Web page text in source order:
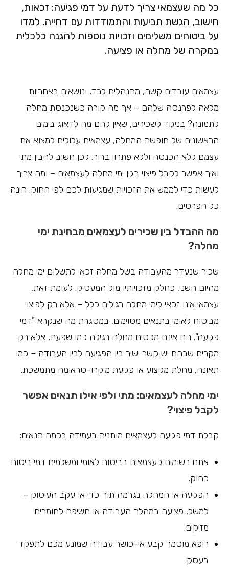
כל מה שעצמאי צריך לדעת על דמי פגיעה: זכאות,
חישוב, הגשת תביעות והתמודדות עם דחייה. למדו
על ביטוחים משלימים וזכויות נוספות להגנה כלכלית
במקרה של מחלה או פציעה.
עצמאים עובדים קשה, מתנהלים לבד, ונושאים באחריות
מלאה לפרנסה שלהם – אך מה קורה כשנכנסת מחלה
לתמונה? בניגוד לשכירים, שאין להם מה לדאוג בימים
הראשונים של חופשת המחלה, עצמאים עלולים למצוא את
עצמם ללא הכנסה וללא פתרון ברור. לכן חשוב להבין מתי
ואיך אפשר לקבל פיצוי בגין ימי מחלה לעצמאים – ומה צריך
לעשות כדי לממש את הזכויות שמגיעות לכם לפי החוק. הינה
כל הפרטים.
מה ההבדל בין שכירים לעצמאים מבחינת ימי
מחלה?
שכיר שנעדר מהעבודה בשל מחלה זכאי לתשלום ימי מחלה
מהיום השני, כחלק מזכויותיו מול המעסיק. לעומת זאת,
עצמאי אינו זכאי לימי מחלה רגילים כלל – אלא רק לפיצוי
מביטוח לאומי בתנאים מסוימים, במסגרת מה שנקרא "דמי
פגיעה". הם אינם מכסים מחלה רגילה כמו שפעת, אלא רק
מקרים שבהם יש קשר ישיר בין הפגיעה לבין העבודה – כמו
תאונה, מחלת מקצוע או פגיעת מיקרו-טראומה מתמשכת.
ימי מחלה לעצמאים: מתי ולפי אילו תנאים אפשר
לקבל פיצוי?
קבלת דמי פגיעה לעצמאים מותנית בעמידה בכמה תנאים:
אתם רשומים כעצמאים בביטוח לאומי ומשלמים דמי ביטוח
כחוק.
הפגיעה או המחלה נגרמה תוך כדי או עקב העיסוק –
למשל, פציעה במהלך העבודה או חשיפה לחומרים
מזיקים.
רופא מוסמך קבע אי-כושר עבודה שמונע מכם לתפקד
בעסק.